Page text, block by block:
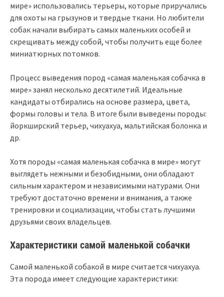
мире» использовались терьеры, которые приручались
для охоты на грызунов и твердые ткани. Но любители
собак начали выбирать самых маленьких особей и
скрещивать между собой, чтобы получить еще более
миниатюрных потомков.
Процесс выведения пород «самая маленькая собачка в
мире» занял несколько десятилетий. Идеальные
кандидаты отбирались на основе размера, цвета,
формы головы и тела. В итоге были выведены породы:
йоркширский терьер, чихуахуа, мальтийская болонка и
др.
Хотя породы «самая маленькая собачка в мире» могут
выглядеть нежными и безобидными, они обладают
сильным характером и независимыми натурами. Они
требуют достаточно времени и внимания, а также
тренировки и социализации, чтобы стать лучшими
друзьями своих владельцев.
Характеристики самой маленькой собачки
Самой маленькой собакой в мире считается чихуахуа.
Эта порода имеет следующие характеристики: